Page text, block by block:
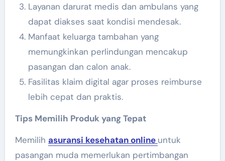
Layanan darurat medis dan ambulans yang
dapat diakses saat kondisi mendesak.
Manfaat keluarga tambahan yang
memungkinkan perlindungan mencakup
pasangan dan calon anak.
Fasilitas klaim digital agar proses reimburse
lebih cepat dan praktis.
Tips Memilih Produk yang Tepat
Memilih asuransi kesehatan online untuk
pasangan muda memerlukan pertimbangan